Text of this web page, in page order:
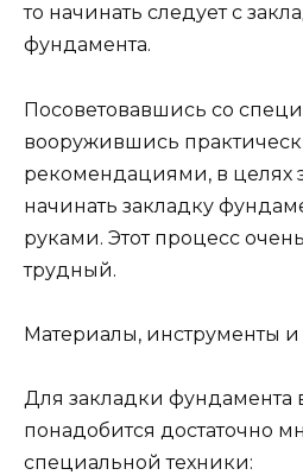
то начинать следует с
фундамента.
Посоветовавшись со
вооружившись
рекомендациями, в
начинать закладку
руками. Этот процесс
трудный.
Материалы, инструменты и
Для закладки фундамента
понадобится достаточно
специальной техники: